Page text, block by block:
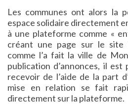
Les communes ont alors la
espace solidaire directement
à une plateforme comme «
créant une page sur le
comme l’a fait la ville de
publication d’annonces, il est
recevoir de l’aide de la part
mise en relation se fait
directement sur la plateforme.